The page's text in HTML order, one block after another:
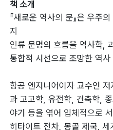
책 소개
『새로운 역사의 문』은 우주
지
인류 문명의 흐름을 역사학,
통합적 시선으로 조망한 역사
항공 엔지니어이자 교수인
과 고고학, 유전학, 건축학,
야기 등을 엮어 입체적으로
히타이트 전차, 몽골 제국, 세